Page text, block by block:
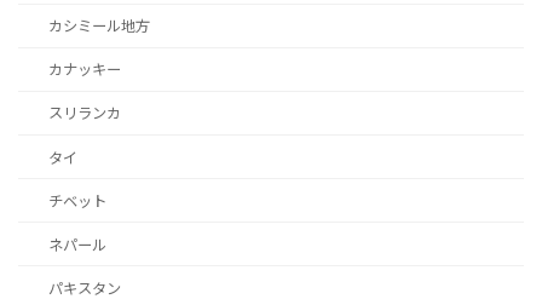
カシミール地方
カナッキー
スリランカ
タイ
チベット
ネパール
パキスタン